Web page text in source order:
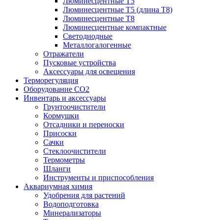
Люминесцентные T5 (длина T8)
Люминесцентные T8
Люминесцентные компактные
Светодиодные
Металлогалогенные
Отражатели
Пусковые устройства
Аксессуары для освещения
Терморегуляция
Оборудование CO2
Инвентарь и аксессуары
Грунтоочистители
Кормушки
Отсадники и переноски
Присоски
Сачки
Стеклоочистители
Термометры
Шланги
Инструменты и приспособления
Аквариумная химия
Удобрения для растений
Водоподготовка
Минерализаторы